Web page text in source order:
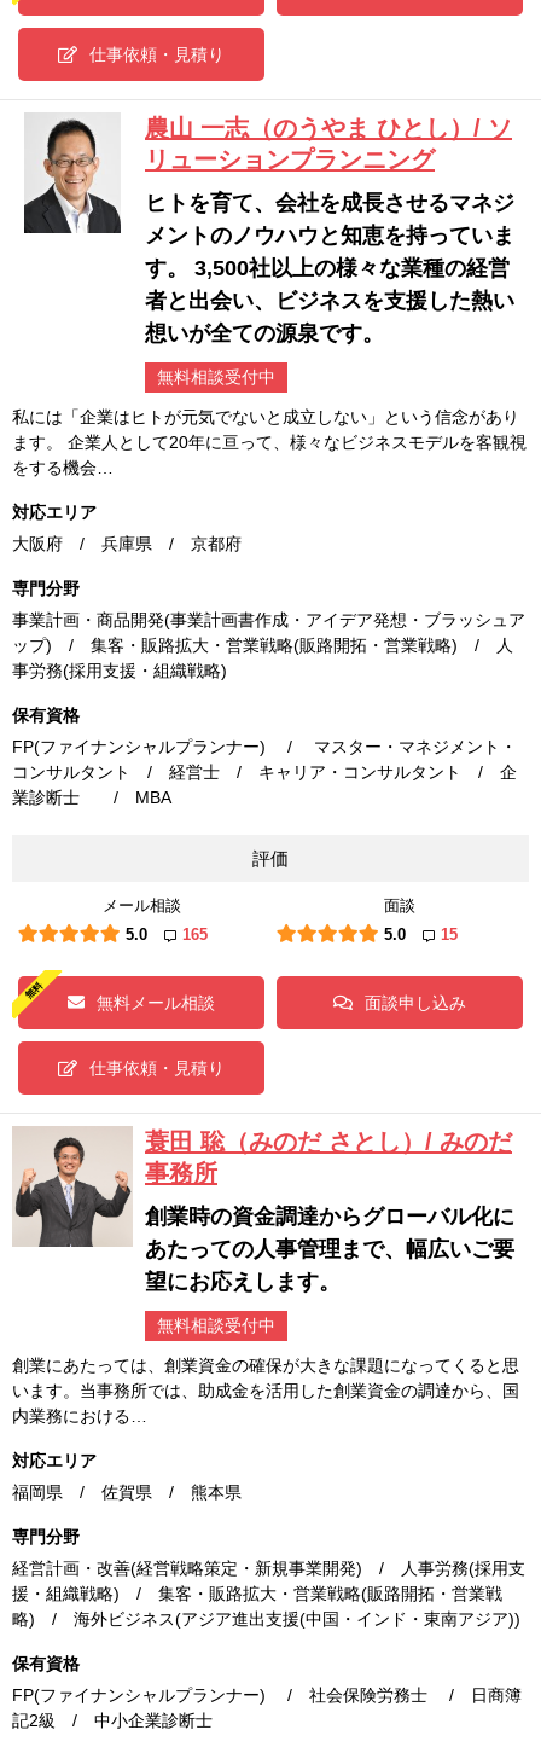
仕事依頼・見積り
農山 一志（のうやま ひとし）/ ソ
リューションプランニング
ヒトを育て、会社を成長させるマネジ
メントのノウハウと知恵を持っていま
す。 3,500社以上の様々な業種の経営
者と出会い、ビジネスを支援した熱い
想いが全ての源泉です。
無料相談受付中
私には「企業はヒトが元気でないと成立しない」という信念があり
ます。 企業人として20年に亘って、様々なビジネスモデルを客観視
をする機会…
対応エリア
大阪府 / 兵庫県 / 京都府
専門分野
事業計画・商品開発(事業計画書作成・アイデア発想・ブラッシュア
ップ) / 集客・販路拡大・営業戦略(販路開拓・営業戦略) / 人
事労務(採用支援・組織戦略)
保有資格
FP(ファイナンシャルプランナー) / マスター・マネジメント・
コンサルタント / 経営士 / キャリア・コンサルタント / 企
業診断士 / MBA
評価
メール相談
5.0
165
面談
5.0
15
無料メール相談 面談申し込み
仕事依頼・見積り
蓑田 聡（みのだ さとし）/ みのだ
事務所
創業時の資金調達からグローバル化に
あたっての人事管理まで、幅広いご要
望にお応えします。
無料相談受付中
創業にあたっては、創業資金の確保が大きな課題になってくると思
います。当事務所では、助成金を活用した創業資金の調達から、国
内業務における…
対応エリア
福岡県 / 佐賀県 / 熊本県
専門分野
経営計画・改善(経営戦略策定・新規事業開発) / 人事労務(採用支
援・組織戦略) / 集客・販路拡大・営業戦略(販路開拓・営業戦
略) / 海外ビジネス(アジア進出支援(中国・インド・東南アジア))
保有資格
FP(ファイナンシャルプランナー) / 社会保険労務士 / 日商簿
記2級 / 中小企業診断士